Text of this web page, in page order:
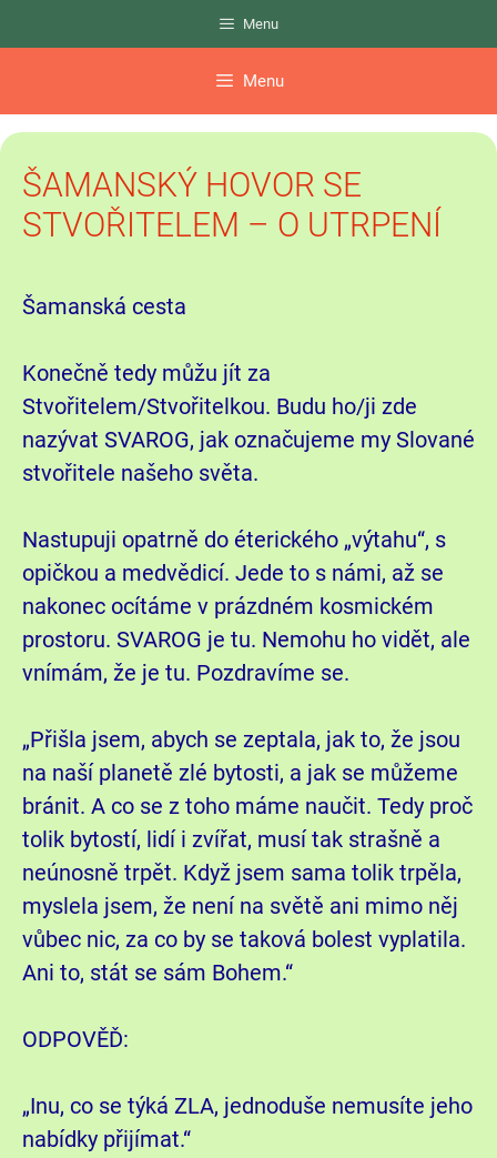
na
Menu
Menu
ŠAMANSKÝ HOVOR SE
STVOŘITELEM – O UTRPENÍ
Šamanská cesta
Konečně tedy můžu jít za
Stvořitelem/Stvořitelkou. Budu ho/ji zde
nazývat SVAROG, jak označujeme my Slované
stvořitele našeho světa.
Nastupuji opatrně do éterického „výtahu“, s
opičkou a medvědicí. Jede to s námi, až se
nakonec ocítáme v prázdném kosmickém
prostoru. SVAROG je tu. Nemohu ho vidět, ale
vnímám, že je tu. Pozdravíme se.
„Přišla jsem, abych se zeptala, jak to, že jsou
na naší planetě zlé bytosti, a jak se můžeme
bránit. A co se z toho máme naučit. Tedy proč
tolik bytostí, lidí i zvířat, musí tak strašně a
neúnosně trpět. Když jsem sama tolik trpěla,
myslela jsem, že není na světě ani mimo něj
vůbec nic, za co by se taková bolest vyplatila.
Ani to, stát se sám Bohem.“
ODPOVĚĎ:
„Inu, co se týká ZLA, jednoduše nemusíte jeho
nabídky přijímat.“